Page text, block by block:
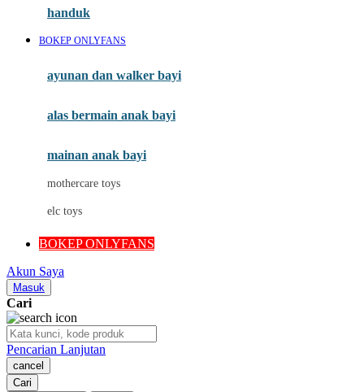
My Buddy Tag
My K
Oh Ma Grain
handuk
BOKEP ONLYFANS
ayunan dan walker bayi
alas bermain anak bayi
mainan anak bayi
mothercare toys
elc toys
BOKEP ONLYFANS
Akun Saya
Masuk
Cari
Pencarian Lanjutan
cancel
Cari